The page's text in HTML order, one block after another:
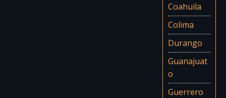
Coahuila
Colima
Durango
Guanajuat
o
Guerrero